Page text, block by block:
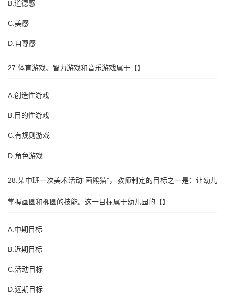
B.道德感
C.美感
D.自尊感
27.体育游戏、智力游戏和音乐游戏属于【】
A.创造性游戏
B.目的性游戏
C.有规则游戏
D.角色游戏
28.某中班一次美术活动“画熊猫”，教师制定的目标之一是：让幼儿
掌握画圆和椭圆的技能。这一目标属于幼儿园的【】
A.中期目标
B.近期目标
C.活动目标
D.远期目标